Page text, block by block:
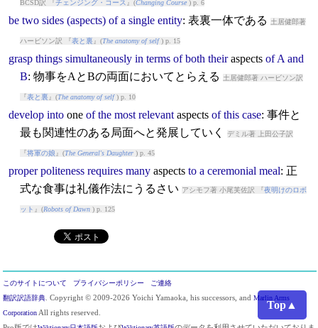
Top▲
BCSD訳 『チェンジング・コース 』(Changing Course) p. 6
be two sides (aspects) of a single entity: 表裏一体である 土居健郎著
ハービソン訳 『表と裏』(The anatomy of self) p. 15
grasp things simultaneously in terms of both their aspects of A and
B: 物事をAとBの両面においてとらえる 土居健郎著 ハービソン訳
『表と裏』(The anatomy of self) p. 10
develop intoone of the most relevant aspects of this case: 事件と
最も関連性のある局面へと発展していく
デミル著 上田公子訳
『将軍の娘 』(The General's Daughter) p. 45
proper politeness requires many aspects to a ceremonial meal: 正
式な食事は礼儀作法にうるさい アシモフ著 小尾芙佐訳 『夜明けのロボ
ット 』(Robots of Dawn) p. 125
このサイトについて プライバシーポリシー
ご連絡
翻訳訳語辞典 . Copyright © 2009-2026 Yoichi Yamaoka, his successors, and Marlin Arms
Corporation All rights reserved.